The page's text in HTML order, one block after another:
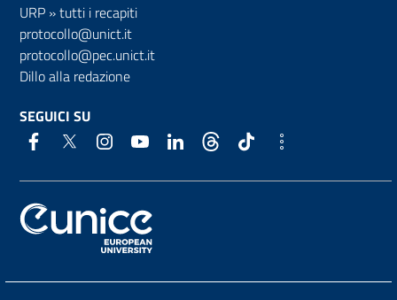
URP »tutti i recapiti
protocollo@unict.it
protocollo@pec.unict.it
Dillo alla redazione
SEGUICI SU